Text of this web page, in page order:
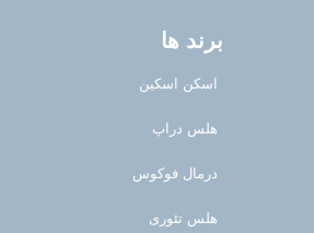
برند ها
اسکن اسکین
هلس دراپ
درمال فوکوس
هلس تئوری